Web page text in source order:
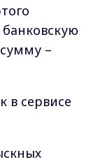
–
в сервисе